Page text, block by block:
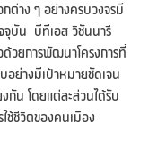
ต่าง ๆ อย่างครบวงจรมี
จุบัน บีทีเอส วิชันนารี
วยการพัฒนาโครงการที่
อย่างมีเป้าหมายชัดเจน
กัน โดยแต่ละส่วนได้รับ
ช้ชีวิตของคนเมือง